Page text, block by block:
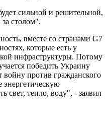
сильной и решительной,
столом".
вместе со странами G7
которые есть у
инфраструктуры. Потому
победить Украину
против гражданского
энергетическую
свет, тепло, воду", - заявил